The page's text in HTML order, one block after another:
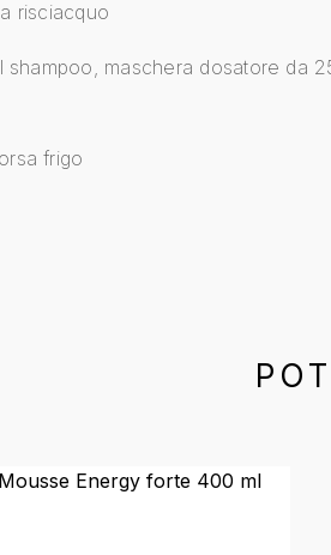
risciacquo
shampoo, maschera dosatore da
frigo